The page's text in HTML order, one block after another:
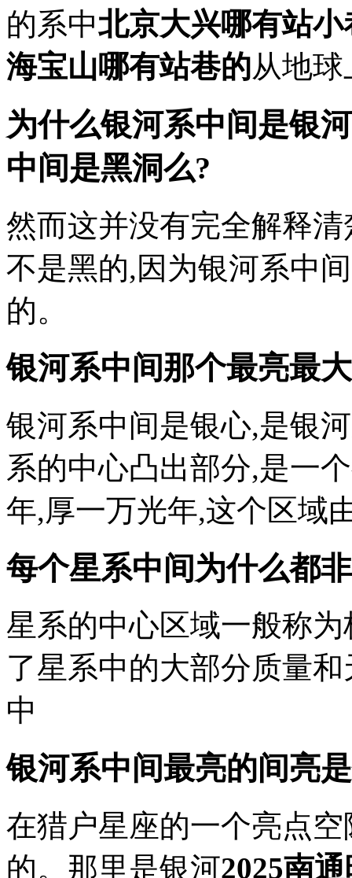
的系中北京大兴哪有站小
海宝山哪有站巷的从地
为什么银河系中间是银
中间是黑洞么?
然而这并没有完全解释
不是黑的,因为银河系中
的。
银河系中间那个最亮最
银河系中间是银心,是银
系的中心凸出部分,是一
年,厚一万光年,这个区域
每个星系中间为什么都
星系的中心区域一般称
了星系中的大部分质量
中
银河系中间最亮的间亮
在猎户星座的一个亮点
的。那里是银河2025南